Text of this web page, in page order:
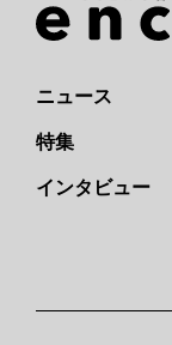
ニュース
特集
インタビュー